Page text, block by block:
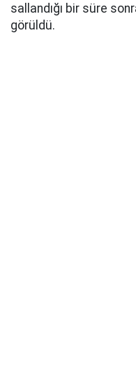
sallandığı bir süre
görüldü.